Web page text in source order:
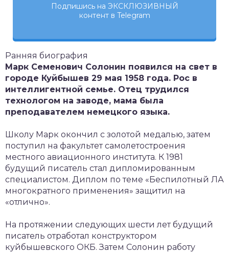
Подпишись на ЭКСКЛЮЗИВНЫЙ
контент в Telegram
Ранняя биография
Марк Семенович Солонин появился на свет в
городе Куйбышев 29 мая 1958 года. Рос в
интеллигентной семье. Отец трудился
технологом на заводе, мама была
преподавателем немецкого языка.
Школу Марк окончил с золотой медалью, затем
поступил на факультет самолетостроения
местного авиационного института. К 1981
будущий писатель стал дипломированным
специалистом. Диплом по теме «Беспилотный ЛА
многократного применения» защитил на
«отлично».
На протяжении следующих шести лет будущий
писатель отработал конструктором
куйбышевского ОКБ. Затем Солонин работу